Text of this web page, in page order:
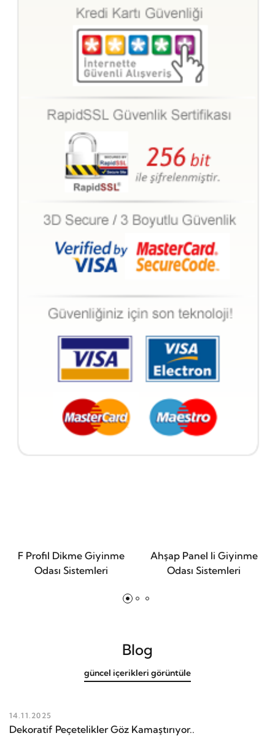
F Profil Dikme Giyinme
Odası Sistemleri
Ahşap Panel li Giyinme
Odası Sistemleri
Blog
güncel içerikleri görüntüle
14.11.2025
Dekoratif Peçetelikler Göz Kamaştırıyor..